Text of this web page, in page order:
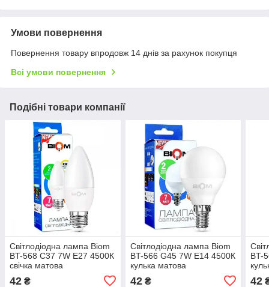
Умови повернення
Повернення товару впродовж 14 днів за рахунок покупця
Всі умови повернення
Подібні товари компанії
Світлодіодна лампа Biom
BT-568 C37 7W E27 4500К
свічка матова
42 ₴
Світлодіодна лампа Biom
BT-566 G45 7W E14 4500К
кулька матова
42₴
BT-
42